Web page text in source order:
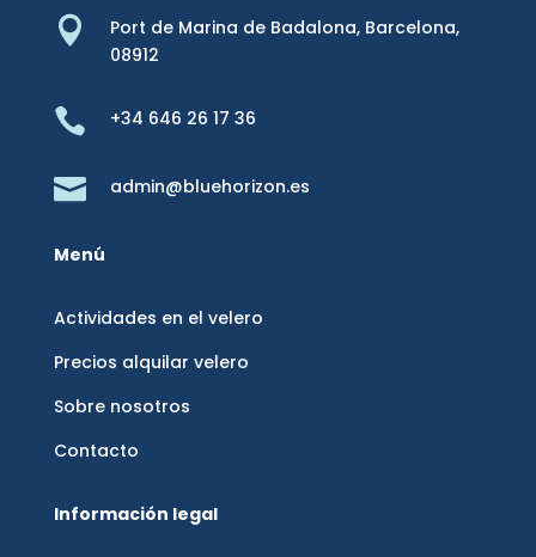
 Port de Marina de Badalona, Barcelona,
08912
 +34 646 26 17 36
 admin@bluehorizon.es
Menú
Actividades en el velero
Precios alquilar velero
Sobre nosotros
Contacto
Información legal